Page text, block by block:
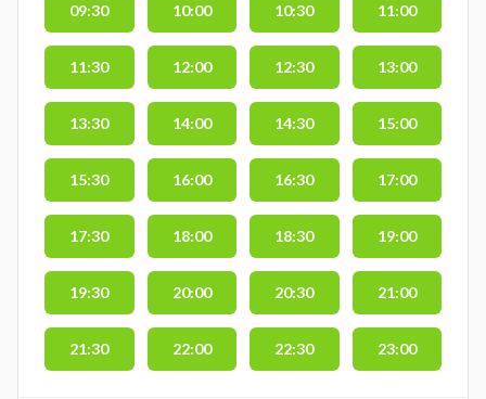
09:30 10:00 10:30 11:00
11:30 12:00 12:30 13:00
13:30 14:00 14:30 15:00
15:30 16:00 16:30 17:00
17:30 18:00 18:30 19:00
19:30 20:00 20:30 21:00
21:30 22:00 22:30 23:00